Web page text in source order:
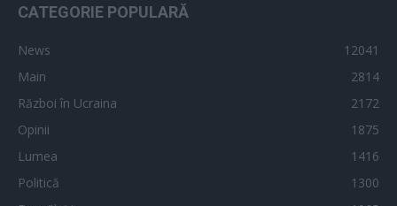
CATEGORIE POPULARĂ
News
12041
Main
2814
Război în Ucraina
2172
Opinii
1875
Lumea
1416
Politică
1300